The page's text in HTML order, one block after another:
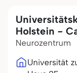
Holstein -
Neurozentrum
Universität